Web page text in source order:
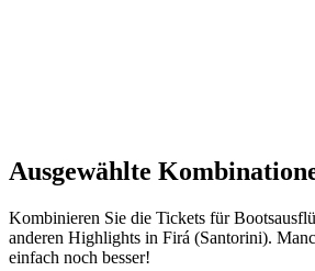
Ausgewählte
Kombinieren Sie die Tickets für
anderen Highlights in Firá (Santorini).
einfach noch besser!